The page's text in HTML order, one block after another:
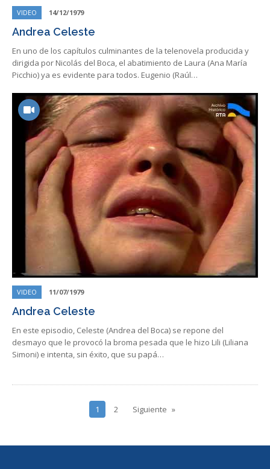
VIDEO 14/12/1979
Andrea Celeste
En uno de los capítulos culminantes de la telenovela producida y
dirigida por Nicolás del Boca, el abatimiento de Laura (Ana María
Picchio) ya es evidente para todos. Eugenio (Raúl…
VIDEO 11/07/1979
Andrea Celeste
En este episodio, Celeste (Andrea del Boca) se repone del
desmayo que le provocó la broma pesada que le hizo Lili (Liliana
Simoni) e intenta, sin éxito, que su papá…
1 2 Siguiente